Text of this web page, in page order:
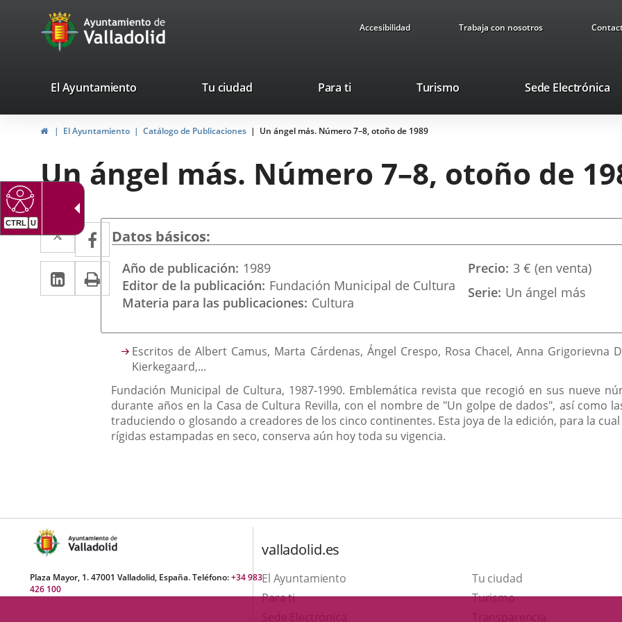
CTRL U
Portal
Web
Ayuntamiento
de
Valladolid
Accesibilidad Trabaja con nosotros
valladolid.es
El Ayuntamiento Tu ciudad Para ti TurismoThis
will
pop-
Sede Electrónica
HomeEl Ayuntamiento Catálogo de Publicaciones Un ángel más. Número 7–8, otoño de 1989
Un ángel más. Número 7–8, otoño de
Twitter
Enlace
a
una
aplicación
Facebook
Enlace
a
una
aplicación
externa.
Linkedin
Enlace
a
aplicación
Print
Datos básicos
Año de publicación 1989
Editor de la publicación Fundación Municipal de Cultura
Materia para las publicaciones Cultura
Precio 3 € (en venta)
Serie Un ángel más
Descripción
Escritos de Albert Camus, Marta Cárdenas, Ángel Crespo, Rosa Chacel, Anna Grigorievna
Kierkegaard,...
Fundación Municipal de Cultura, 1987-1990. Emblemática revista que recogió en sus nueve
durante años en la Casa de Cultura Revilla, con el nombre de "Un golpe de dados", así como
traduciendo o glosando a creadores de los cinco continentes. Esta joya de la edición, para la
rígidas estampadas en seco, conserva aún hoy toda su vigencia.
Plaza Mayor, 1. 47001 Valladolid, España. Teléfono:+34 983
426 100
valladolid.es
El Ayuntamiento
Tu ciudad
Para ti
TurismoThis